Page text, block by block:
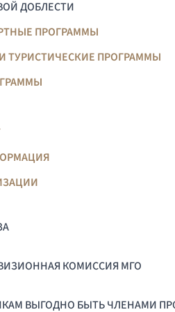
ДОБЛЕСТИ
ПРОГРАММЫ
ТУРИСТИЧЕСКИЕ ПРОГРАММЫ
КОМИССИЯ МГО
ВЫГОДНО БЫТЬ ЧЛЕНАМИ